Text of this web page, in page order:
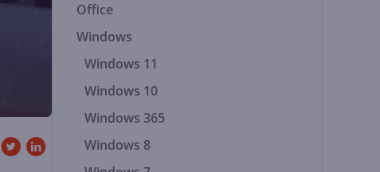
Office
Windows
Windows 11
Windows 10
Windows 365
Windows 8